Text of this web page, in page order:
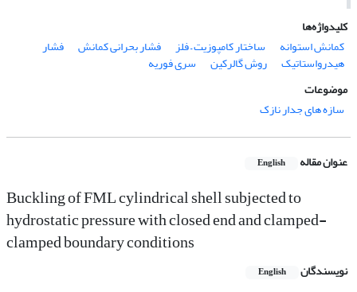
کلیدواژه‌ها
کمانش استوانه
ساختار کامپوزیت – فلز فشار بحرانی کمانش فشار
هیدرواستاتیک روش گالرکین
سری فوریه
موضوعات
سازه های جدار نازک
عنوان مقاله English
Buckling of FML cylindrical shell subjected to
hydrostatic pressure with closed end and clamped-
clamped boundary conditions
نویسندگان English